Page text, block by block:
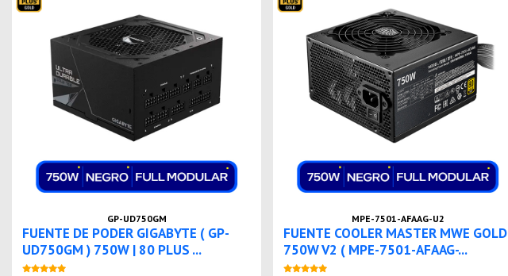
GP-UD750GM
FUENTE DE PODER GIGABYTE ( GP-
UD750GM ) 750W | 80 PLUS ...
MPE-7501-AFAAG-U2
FUENTE COOLER MASTER MWE GOLD
750W V2 ( MPE-7501-AFAAG-...